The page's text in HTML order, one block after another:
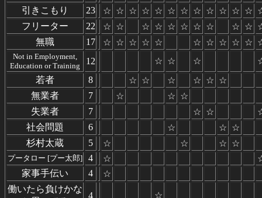
引きこもり 23 ☆ ☆ ☆ ☆ ☆ ☆ ☆ ☆ ☆ ☆ ☆ ☆
フリーター
22 ☆ ☆ ☆ ☆ ☆ ☆ ☆ ☆ ☆ ☆
無職
17 ☆ ☆ ☆ ☆ ☆ ☆ ☆ ☆ ☆ ☆
Not in Employment,
Education or Training
12 ☆ ☆ ☆
若者
8 ☆ ☆ ☆ ☆ ☆ ☆
無業者
7 ☆ ☆ ☆
失業者
7 ☆ ☆
社会問題
6 ☆ ☆ ☆
杉村太蔵
5 ☆ ☆ ☆ ☆
プータロー [プー太郎] 4 ☆
家事手伝い
4
☆
働いたら負けかな
4 ☆